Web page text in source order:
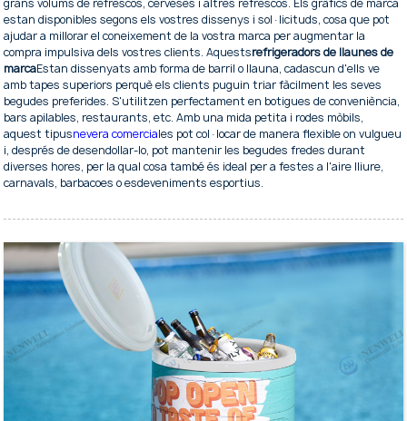
estan disponibles segons els vostres dissenys i sol·licituds, cosa que pot
ajudar a millorar el coneixement de la vostra marca per augmentar la
compra impulsiva dels vostres clients. Aquestsrefrigeradors de llaunes de
marcaEstan dissenyats amb forma de barril o llauna, cadascun d'ells ve
amb tapes superiors perquè els clients puguin triar fàcilment les seves
begudes preferides. S'utilitzen perfectament en botigues de conveniència,
bars apilables, restaurants, etc. Amb una mida petita i rodes mòbils,
aquest tipusnevera comerciales pot col·locar de manera flexible on vulgueu
i, després de desendollar-lo, pot mantenir les begudes fredes durant
diverses hores, per la qual cosa també és ideal per a festes a l'aire lliure,
carnavals, barbacoes o esdeveniments esportius.